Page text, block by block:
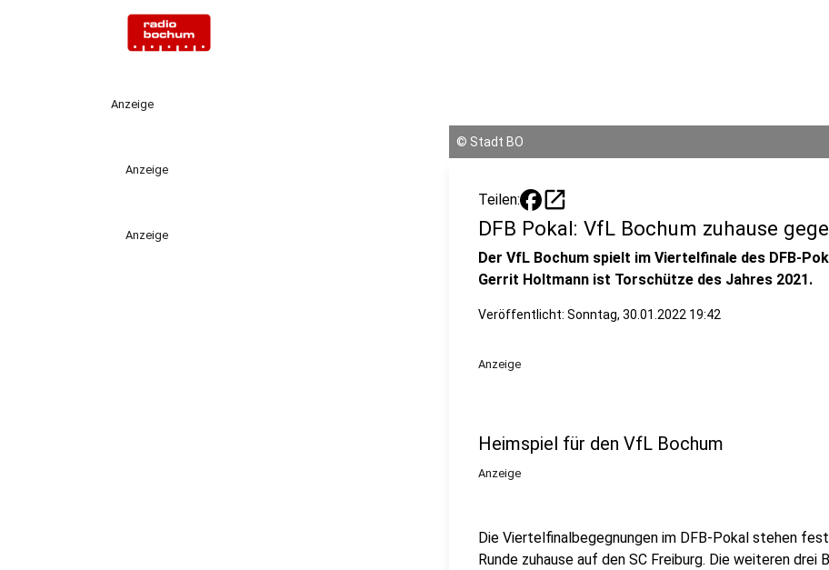
Anzeige
Anzeige
Anzeige
© Stadt BO
Teilen: open_in_new
DFB Pokal: VfL Bochum zuhause
Der VfL Bochum spielt im Viertelfinale des DFB-
Gerrit Holtmann ist Torschütze des Jahres 2021.
Veröffentlicht: Sonntag, 30.01.2022 19:42
Anzeige
Heimspiel für den VfL Bochum
Anzeige
Die Viertelfinalbegegnungen im DFB-Pokal stehen
Runde zuhause auf den SC Freiburg. Die weiteren